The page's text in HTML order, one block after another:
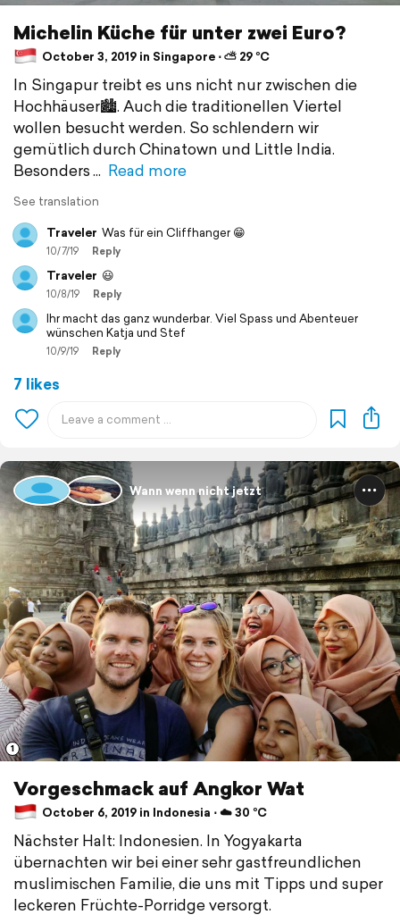
Michelin Küche für unter zwei Euro?
October 3, 2019 in Singapore ⋅ ⛅ 29 °C
In Singapur treibt es uns nicht nur zwischen die
Hochhäuser🏙️. Auch die traditionellen Viertel
wollen besucht werden. So schlendern wir
gemütlich durch Chinatown und Little India.
Besonders
Read more
See translation
Traveler Was für ein Cliffhanger 😁
10/7/19 Reply
Traveler 😃
10/8/19 Reply
Ihr macht das ganz wunderbar. Viel Spass und Abenteuer
wünschen Katja und Stef
10/9/19 Reply
7 likes
Wann wenn nicht jetzt
1
Vorgeschmack auf Angkor Wat
October 6, 2019 in Indonesia ⋅ ☁️ 30 °C
Nächster Halt: Indonesien. In Yogyakarta
übernachten wir bei einer sehr gastfreundlichen
muslimischen Familie, die uns mit Tipps und super
leckeren Früchte-Porridge versorgt.